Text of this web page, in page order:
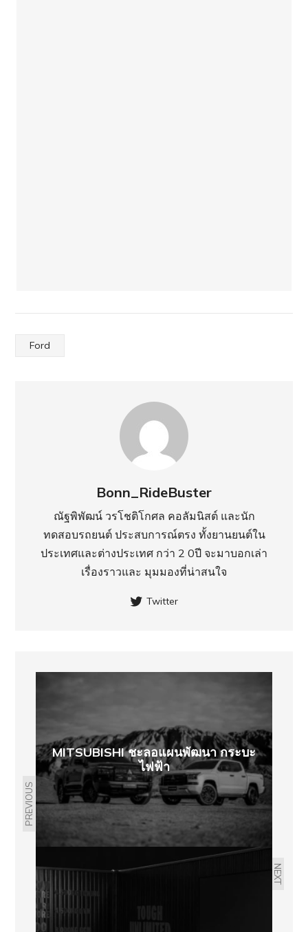
Ford
Bonn_RideBuster
ณัฐพิพัฒน์ วรโชติโกศล คอลัมนิสต์ และนัก
ทดสอบรถยนต์ ประสบการณ์ตรง ทั้งยานยนต์ใน
ประเทศ​และต่างประเทศ กว่า 2 0ปี จะมาบอกเล่า
เรื่องราวและ มุมมองที่น่าสนใจ
Twitter
PREVIOUS
MITSUBISHI ชะลอแผนพัฒนา กระบะ
ไฟฟ้า
NEXT